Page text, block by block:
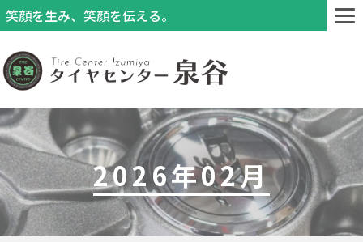
笑顔を生み、笑顔を伝える。
2026年02月